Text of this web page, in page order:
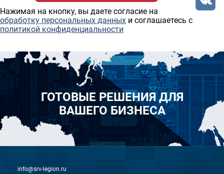
Нажимая на кнопку, вы даете согласие на
обработку персональных данных и соглашаетесь c
политикой конфиденциальности
ГОТОВЫЕ РЕШЕНИЯ ДЛЯ
ВАШЕГО БИЗНЕСА
info@srv-legion.ru